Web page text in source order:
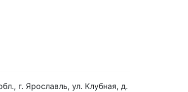
г. Ярославль, ул. Клубная, д.